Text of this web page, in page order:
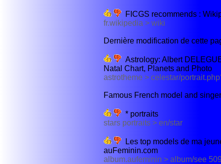
FICGS recommends :
fr.wikipedia > wiki
Dernière modification de cette
Astrology: Albert
Natal Chart, Planets and Photo
astrotheme > celestar/
Famous French model and
* portraits
stars portraits > en/star
Les top models de ma
auFeminin.com
album.aufeminin > album/see